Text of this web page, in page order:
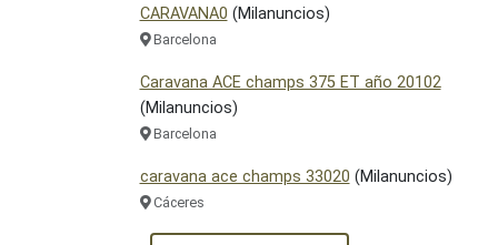
CARAVANA0 (Milanuncios)
Barcelona
Caravana ACE champs 375 ET año 20102
(Milanuncios)
Barcelona
caravana ace champs 33020 (Milanuncios)
Cáceres